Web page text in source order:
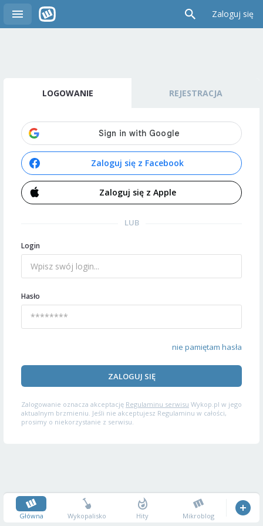
Zaloguj się
LOGOWANIE REJESTRACJA
Zaloguj się z Facebook
Zaloguj się z Apple
LUB
Login
Hasło
nie pamiętam hasła
ZALOGUJ SIĘ
Zalogowanie oznacza akceptację Regulaminu serwisu Wykop.pl w jego
aktualnym brzmieniu. Jeśli nie akceptujesz Regulaminu w całości,
prosimy o niekorzystanie z serwisu.
Główna Wykopalisko Hity Mikroblog